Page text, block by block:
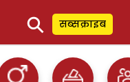
⚲ सब्सक्राइब